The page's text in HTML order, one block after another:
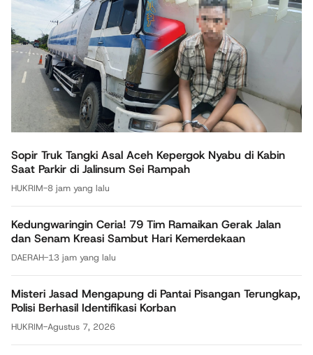
Sopir Truk Tangki Asal Aceh Kepergok Nyabu di Kabin
Saat Parkir di Jalinsum Sei Rampah
HUKRIM-8 jam yang lalu
Kedungwaringin Ceria! 79 Tim Ramaikan Gerak Jalan
dan Senam Kreasi Sambut Hari Kemerdekaan
DAERAH-13 jam yang lalu
Misteri Jasad Mengapung di Pantai Pisangan Terungkap,
Polisi Berhasil Identifikasi Korban
HUKRIM-Agustus 7, 2026